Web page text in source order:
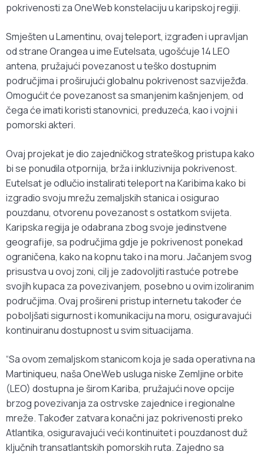
pokrivenosti za OneWeb konstelaciju u karipskoj regiji.
Smješten u Lamentinu, ovaj teleport, izgrađen i upravljan
od strane Orangea u ime Eutelsata, ugošćuje 14 LEO
antena, pružajući povezanost u teško dostupnim
područjima i proširujući globalnu pokrivenost sazviježđa.
Omogućit će povezanost sa smanjenim kašnjenjem, od
čega će imati koristi stanovnici, preduzeća, kao i vojni i
pomorski akteri.
Ovaj projekat je dio zajedničkog strateškog pristupa kako
bi se ponudila otpornija, brža i inkluzivnija pokrivenost.
Eutelsat je odlučio instalirati teleport na Karibima kako bi
izgradio svoju mrežu zemaljskih stanica i osigurao
pouzdanu, otvorenu povezanost s ostatkom svijeta.
Karipska regija je odabrana zbog svoje jedinstvene
geografije, sa područjima gdje je pokrivenost ponekad
ograničena, kako na kopnu tako i na moru. Jačanjem svog
prisustva u ovoj zoni, cilj je zadovoljiti rastuće potrebe
svojih kupaca za povezivanjem, posebno u ovim izoliranim
područjima. Ovaj prošireni pristup internetu također će
poboljšati sigurnost i komunikaciju na moru, osiguravajući
kontinuiranu dostupnost u svim situacijama.
“Sa ovom zemaljskom stanicom koja je sada operativna na
Martiniqueu, naša OneWeb usluga niske Zemljine orbite
(LEO) dostupna je širom Kariba, pružajući nove opcije
brzog povezivanja za ostrvske zajednice i regionalne
mreže. Također zatvara konačni jaz pokrivenosti preko
Atlantika, osiguravajući veći kontinuitet i pouzdanost duž
ključnih transatlantskih pomorskih ruta. Zajedno sa